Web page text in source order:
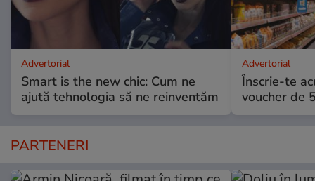
Advertorial
Smart is the new chic: Cum ne
ajută tehnologia să ne reinventăm
Advertorial
Înscrie-te
voucher de
PARTENERI